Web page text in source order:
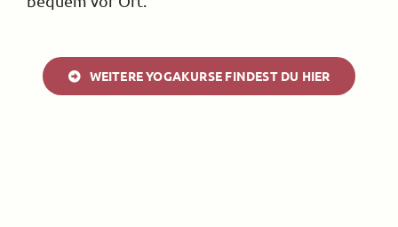
WEITERE YOGAKURSE FINDEST DU HIER